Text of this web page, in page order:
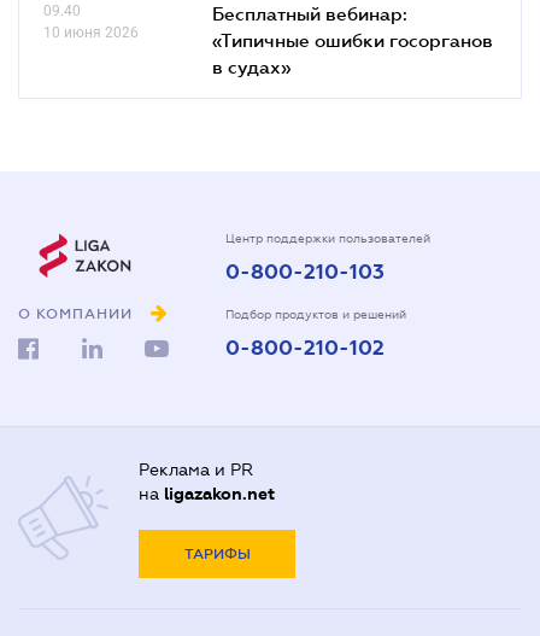
09.40
10 июня 2026
Бесплатный вебинар:
«Типичные ошибки госорганов
в судах»
О КОМПАНИИ
Центр поддержки пользователей
0-800-210-103
Подбор продуктов и решений
0-800-210-102
Реклама и PR
на ligazakon.net
ТАРИФЫ